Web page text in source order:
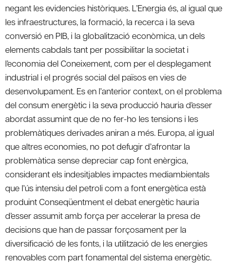
negant les evidencies històriques. L’Energia és, al igual que
les infraestructures, la formació, la recerca i la seva
conversió en PIB, i la globalització econòmica, un dels
elements cabdals tant per possibilitar la societat i
l’economia del Coneixement, com per el desplegament
industrial i el progrés social del països en vies de
desenvolupament. Es en l’anterior context, on el problema
del consum energètic i la seva producció hauria d’esser
abordat assumint que de no fer-ho les tensions i les
problemàtiques derivades aniran a més. Europa, al igual
que altres economies, no pot defugir d’afrontar la
problemàtica sense depreciar cap font enèrgica,
considerant els indesitjables impactes mediambientals
que l’ús intensiu del petroli com a font energètica està
produint Conseqüentment el debat energètic hauria
d’esser assumit amb força per accelerar la presa de
decisions que han de passar forçosament per la
diversificació de les fonts, i la utilització de les energies
renovables com part fonamental del sistema energètic.